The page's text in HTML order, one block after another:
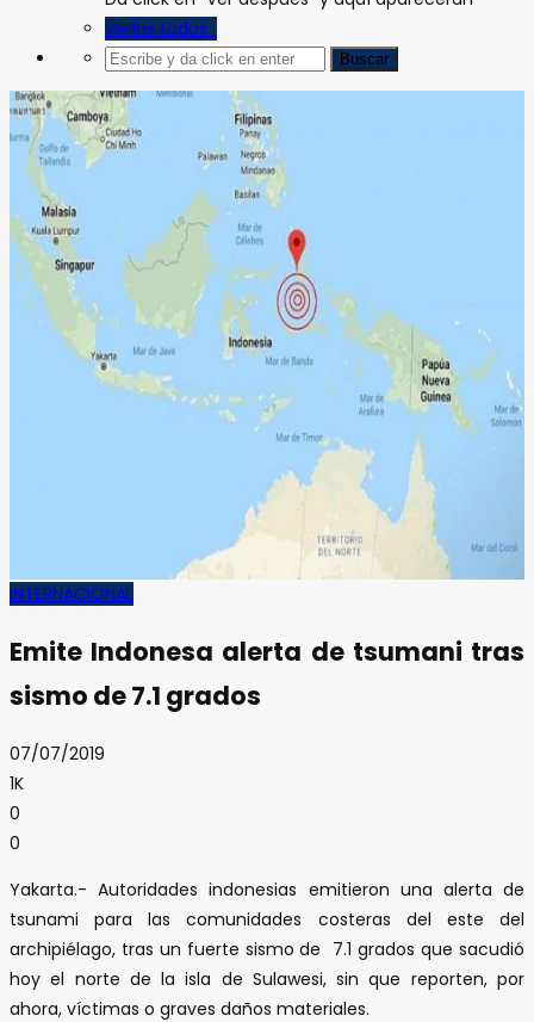
Verlos todos
INTERNACIONAL
Emite Indonesa alerta de tsumani tras
sismo de 7.1 grados
07/07/2019
1K
0
0
Yakarta.- Autoridades indonesias emitieron una alerta de
tsunami para las comunidades costeras del este del
archipiélago, tras un fuerte sismo de 7.1 grados que sacudió
hoy el norte de la isla de Sulawesi, sin que reporten, por
ahora, víctimas o graves daños materiales.